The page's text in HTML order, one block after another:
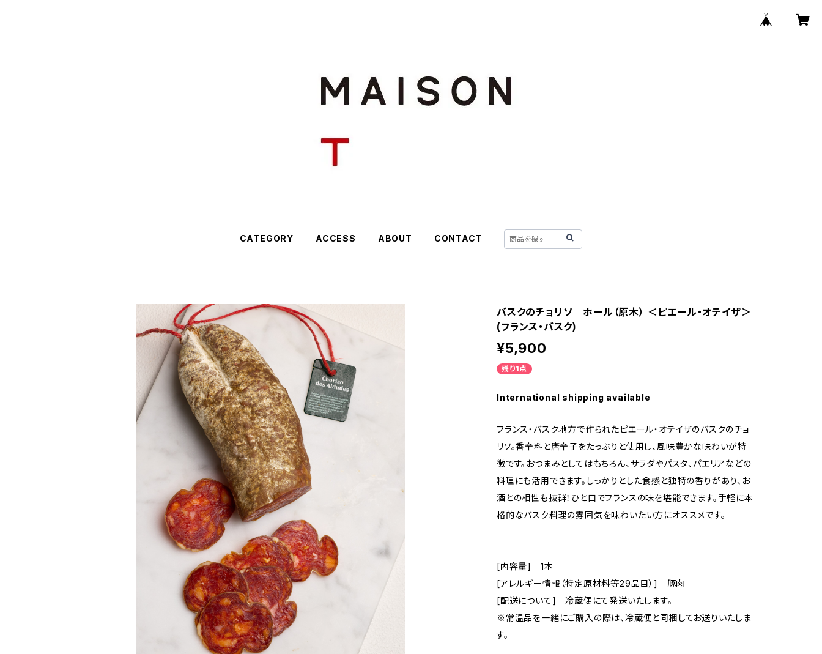
CATEGORY ACCESS ABOUT CONTACT
バスクのチョリソ ホール（原木） ＜ピエール・オテイザ＞
(フランス・バスク)
¥5,900
残り1点
International shipping available
フランス・バスク地方で作られたピエール・オテイザのバスクのチョ
リソ。香辛料と唐辛子をたっぷりと使用し、風味豊かな味わいが特
徴です。おつまみとしてはもちろん、サラダやパスタ、パエリアなどの
料理にも活用できます。しっかりとした食感と独特の香りがあり、お
酒との相性も抜群！ひと口でフランスの味を堪能できます。手軽に本
格的なバスク料理の雰囲気を味わいたい方にオススメです。
[内容量] 1本
[アレルギー情報（特定原材料等29品目）] 豚肉
[配送について] 冷蔵便にて発送いたします。
※常温品を一緒にご購入の際は、冷蔵便と同梱してお送りいたしま
す。